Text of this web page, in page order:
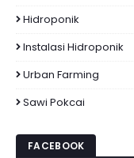
Hidroponik
Instalasi Hidroponik
Urban Farming
Sawi Pokcai
FACEBOOK